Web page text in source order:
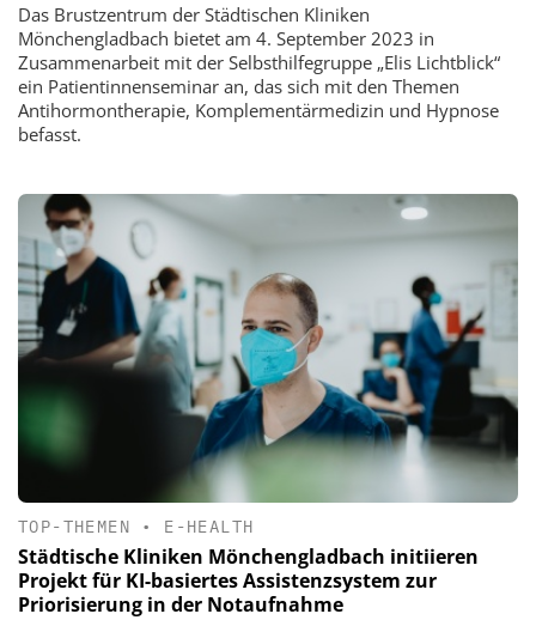
Das Brustzentrum der Städtischen Kliniken
Mönchengladbach bietet am 4. September 2023 in
Zusammenarbeit mit der Selbsthilfegruppe „Elis Lichtblick“
ein Patientinnenseminar an, das sich mit den Themen
Antihormontherapie, Komplementärmedizin und Hypnose
befasst.
TOP-THEMEN • E-HEALTH
Städtische Kliniken Mönchengladbach initiieren
Projekt für KI-basiertes Assistenzsystem zur
Priorisierung in der Notaufnahme